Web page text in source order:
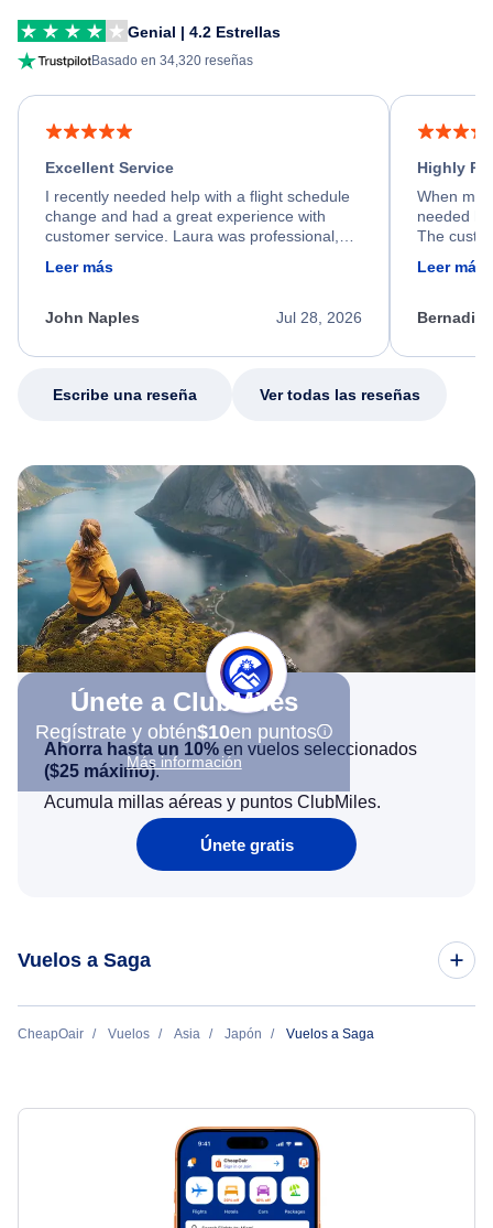
Genial | 4.2 Estrellas
Basado en 34,320 reseñas
Excellent Service
I recently needed help with a flight schedule
change and had a great experience with
customer service. Laura was professional,
friendly, and very helpful throughout the
process. She quickly found a solution and
appreciate her excellent service.
Leer más
Jul 28, 2026
John Naples
Highly
When my
needed
The
calm,
my issue.
Leer más
Escribe una reseña Ver todas las reseñas
Únete a ClubMiles
Regístrate y obtén$10en puntos
Más información
Ahorra hasta un 10% en vuelos seleccionados
($25 máximo).
Acumula millas aéreas y puntos ClubMiles.
Únete gratis
Vuelos a Saga
Vuelos de los Angeles a Saga
CheapOair Vuelos Asia Japón Vuelos a Saga